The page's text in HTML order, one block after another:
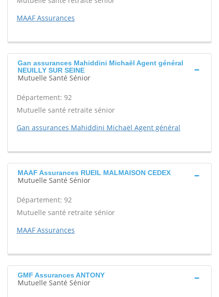
MAAF Assurances
Gan assurances Mahiddini Michaël Agent général
NEUILLY SUR SEINE
Mutuelle Santé Sénior
Département: 92
Mutuelle santé retraite sénior
Gan assurances Mahiddini Michaël Agent général
MAAF Assurances RUEIL MALMAISON CEDEX
Mutuelle Santé Sénior
Département: 92
Mutuelle santé retraite sénior
MAAF Assurances
GMF Assurances ANTONY
Mutuelle Santé Sénior